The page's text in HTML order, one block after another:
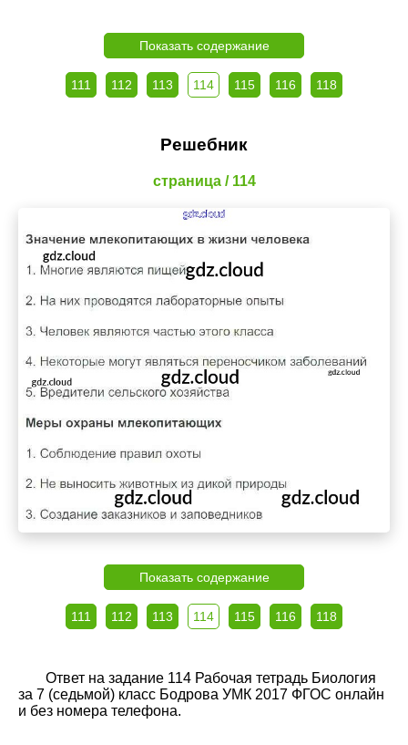
Показать содержание
111 112 113 114 115 116 118
Решебник
страница / 114
Показать содержание
111 112 113 114 115 116 118
Ответ на задание 114 Рабочая тетрадь Биология
за 7 (седьмой) класс Бодрова УМК 2017 ФГОС онлайн
и без номера телефона.